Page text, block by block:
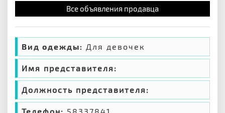
Все объявления продавца
Вид одежды: Для девочек
Имя представителя:
Должность представителя: